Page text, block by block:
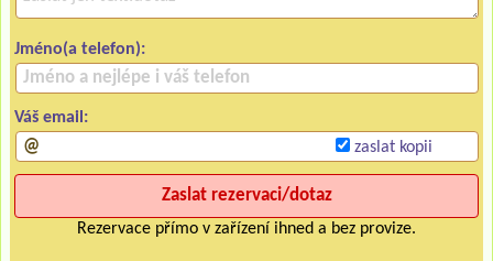
Jméno(a telefon):
Váš email:
zaslat kopii
Rezervace přímo v zařízení ihned a bez provize.